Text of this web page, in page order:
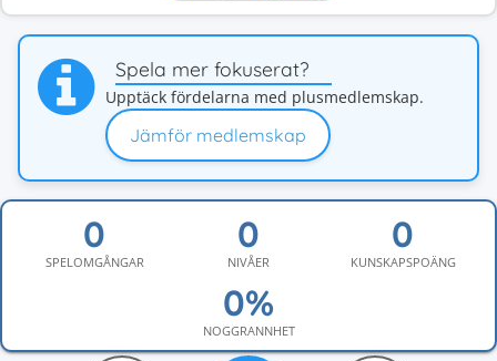
Spela mer fokuserat?
Upptäck fördelarna med plusmedlemskap.
Jämför medlemskap
SPELOMGÅNGAR NIVÅER KUNSKAPSPOÄNG
NOGGRANNHET